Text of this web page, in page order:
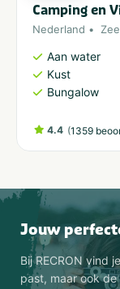
Camping en
Nederland
Aan water
Kust
Bungalow
4.4 (1359
Jouw
Bij RECRON vind
past, maar ook